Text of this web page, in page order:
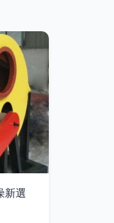
新選